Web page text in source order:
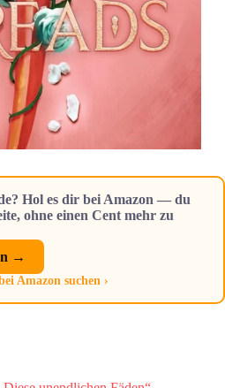
Hol es dir bei Amazon — du
ohne einen Cent mehr zu
→
Amazon suchen ›